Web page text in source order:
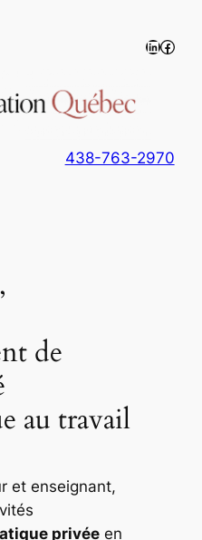
LinkedIn
438-763-2970
de
au travail
et enseignant,
privéeen